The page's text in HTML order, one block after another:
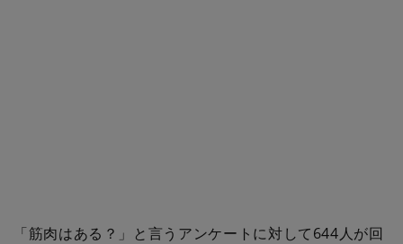
「筋肉はある？」と言うアンケートに対して644人が回